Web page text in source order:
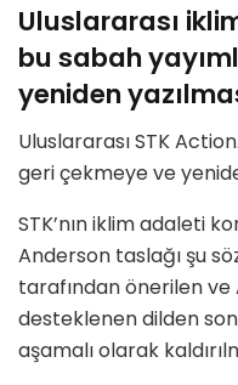
Uluslararası
bu sabah
yeniden
Uluslararası STK
geri çekmeye ve
STK’nın iklim adaleti
Anderson taslağı şu
tarafından önerilen
desteklenen dilden
aşamalı olarak